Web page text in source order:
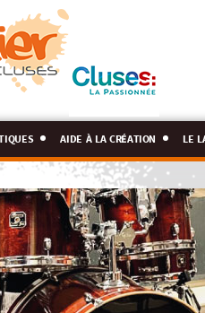
aide à la création le